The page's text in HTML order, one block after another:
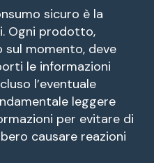
sicuro è la
Ogni prodotto,
momento, deve
le informazioni
l’eventuale
leggere
per evitare di
causare reazioni